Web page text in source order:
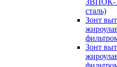
ЗВПОК-
сталь)
Зонт
Зонт